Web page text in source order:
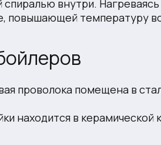
внутри.
повышающей температуру
проволока помещена в
находится в керамической